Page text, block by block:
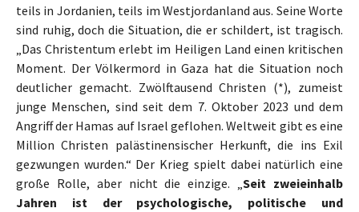
teils in Jordanien, teils im Westjordanland aus. Seine Worte
sind ruhig, doch die Situation, die er schildert, ist tragisch.
„Das Christentum erlebt im Heiligen Land einen kritischen
Moment. Der Völkermord in Gaza hat die Situation noch
deutlicher gemacht. Zwölftausend Christen (*), zumeist
junge Menschen, sind seit dem 7. Oktober 2023 und dem
Angriff der Hamas auf Israel geflohen. Weltweit gibt es eine
Million Christen palästinensischer Herkunft, die ins Exil
gezwungen wurden.“ Der Krieg spielt dabei natürlich eine
große Rolle, aber nicht die einzige. „Seit zweieinhalb
Jahren ist der psychologische, politische und